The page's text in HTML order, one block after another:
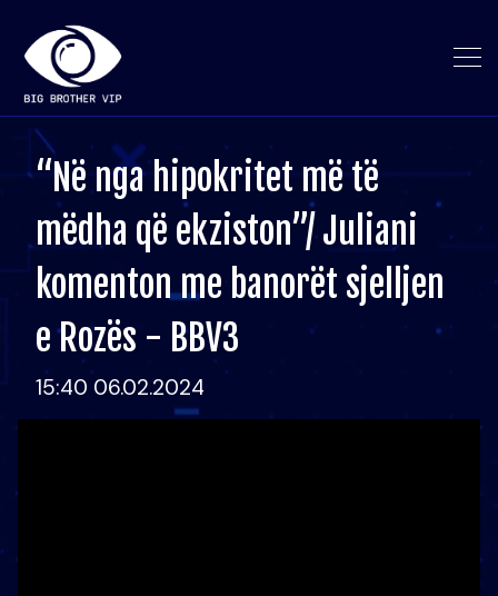
“Në nga hipokritet më të
mëdha që ekziston”/ Juliani
komenton me banorët sjelljen
e Rozës - BBV3
15:40 06.02.2024